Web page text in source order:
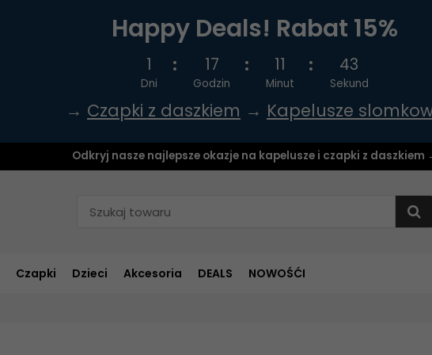
Happy Deals! Rabat 15%
1
Dni
17
Godzin
11
Minut
43
Sekund
→ Czapki z daszkiem → Kapelusze
Odkryj nasze najlepsze okazje na kapelusze i czapki z daszkiem
Czapki Dzieci Akcesoria DEALS NOWOŚĆI